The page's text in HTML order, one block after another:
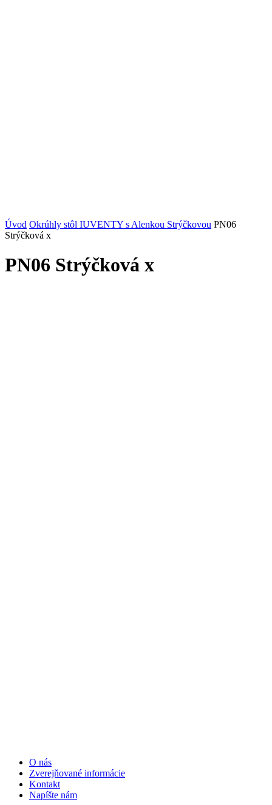
Úvod Okrúhly stôl IUVENTY s Alenkou Strýčkovou PN06
Strýčková x
PN06 Strýčková x
O nás
Zverejňované informácie
Kontakt
Napíšte nám